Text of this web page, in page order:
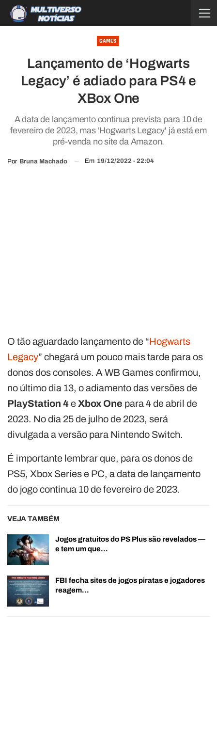
GAMES
Lançamento de ‘Hogwarts
Legacy’ é adiado para PS4 e
XBox One
A data de lançamento continua prevista para 10 de
fevereiro de 2023, mas 'Hogwarts Legacy' já está em
pré-venda no site da Amazon.
Por Bruna Machado Em 19/12/2022 - 22:04
O tão aguardado lançamento de “Hogwarts
Legacy” chegará um pouco mais tarde para os
donos dos consoles. A WB Games confirmou,
no último dia 13, o adiamento das versões de
PlayStation 4e Xbox One para 4 de abril de
2023. No dia 25 de julho de 2023, será
divulgada a versão para Nintendo Switch.
É importante lembrar que, para os donos de
PS5, Xbox Series e PC, a data de lançamento
do jogo continua 10 de fevereiro de 2023.
VEJA TAMBÉM
Jogos gratuitos do PS Plus são revelados —
e tem um que…
FBI fecha sites de jogos piratas e jogadores
reagem…